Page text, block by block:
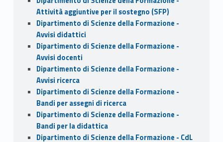
Attività aggiuntive per il sostegno (SFP)
Dipartimento di Scienze della Formazione -
Avvisi didattici
Dipartimento di Scienze della Formazione -
Avvisi docenti
Dipartimento di Scienze della Formazione -
Avvisi ricerca
Dipartimento di Scienze della Formazione -
Bandi per assegni di ricerca
Dipartimento di Scienze della Formazione -
Bandi per la didattica
Dipartimento di Scienze della Formazione - CdL